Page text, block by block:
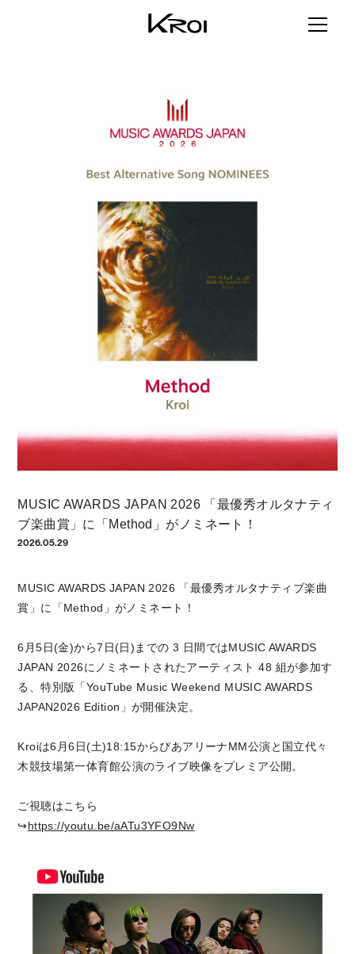
MUSIC AWARDS JAPAN 2026 「最優秀オルタナティ
ブ楽曲賞」に「Method」がノミネート！
2026.05.29
MUSIC AWARDS JAPAN 2026 「最優秀オルタナティブ楽曲
賞」に「Method」がノミネート！
6月5日(金)から7日(日)までの 3 日間ではMUSIC AWARDS
JAPAN 2026にノミネートされたアーティスト 48 組が参加す
る、特別版「YouTube Music Weekend MUSIC AWARDS
JAPAN2026 Edition」が開催決定。
Kroiは6月6日(土)18:15からぴあアリーナMM公演と国立代々
木競技場第一体育館公演のライブ映像をプレミア公開。
ご視聴はこちら
↪︎https://youtu.be/aATu3YFO9Nw